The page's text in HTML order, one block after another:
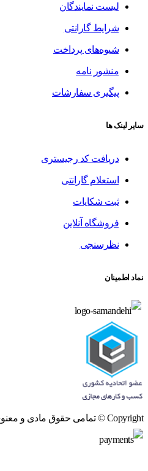
لیست نمایندگان
شرایط گارانتی
شیوه‌های پرداخت
منشور نامه
پیگیری سفارشات
سایر لینک ها
دریافت کد رجیستری
استعلام گارانتی
ثبت شکایات
فروشگاه آنلاین
نظرسنجی
نماد اطمینان
Copyright © تمامی حقوق مادی و معنوی وب سایت محفوظ می باشد